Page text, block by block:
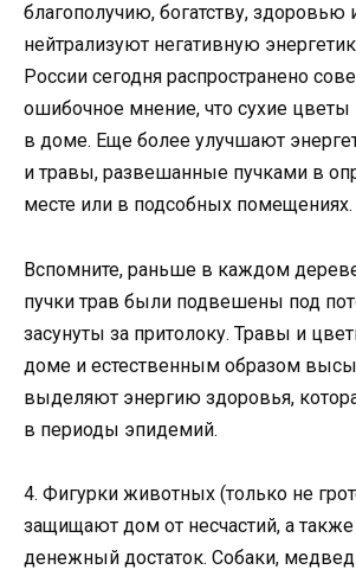
благополучию, богатству, здоровью
нейтрализуют негативную
России сегодня распространено
ошибочное мнение, что сухие цветы
в доме. Еще более улучшают
и травы, развешанные пучками в
месте или в подсобных помещениях.
Вспомните, раньше в каждом
пучки трав были подвешены под
засунуты за притолоку. Травы и
доме и естественным образом
выделяют энергию здоровья,
в периоды эпидемий.
4. Фигурки животных (только не
защищают дом от несчастий, а также
денежный достаток. Собаки,